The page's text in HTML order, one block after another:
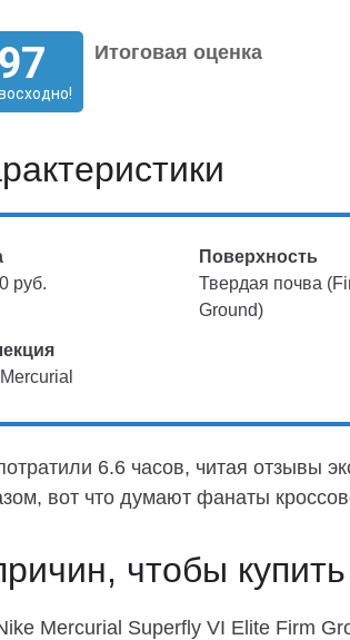
97 Итоговая оценка
руб.
Поверхность
Твердая почва
Ground)
6.6 часов, читая отзывы
вот что думают фанаты
чтобы купить
Mercurial Superfly VI Elite Firm